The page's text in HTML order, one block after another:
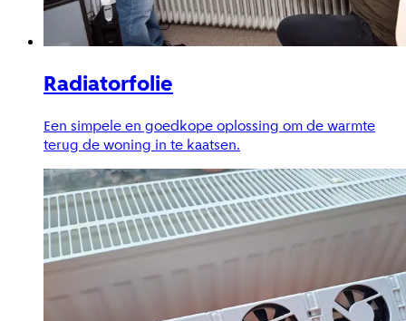
Radiatorfolie
Een simpele en goedkope oplossing om de warmte
terug de woning in te kaatsen.